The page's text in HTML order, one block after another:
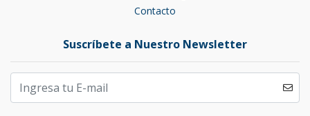
Contacto
Suscríbete a Nuestro Newsletter